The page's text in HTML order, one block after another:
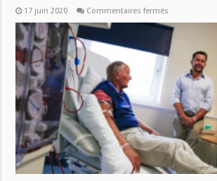
17 juin 2020 Commentaires fermés
ASSOCIATIONS
LE
22
JOURNEE
NATIONALE
DE
REFLEXION
SUR
LE
DON
D’ORGANES
AVEC
FRANCE
ADOT
62